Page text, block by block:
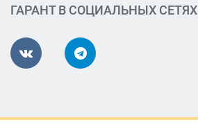
ГАРАНТ В СОЦИАЛЬНЫХ СЕТЯХ